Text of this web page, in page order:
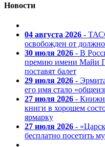
Новости
04 августа 2026 -
освобожден от
30 июля 2026 - В
премию имени Майи
поставят балет
29 июля 2026 -
его имя стало
27 июля 2026 -
книги в хорошем
ярмарку
27 июля 2026 -
бесплатно посетить